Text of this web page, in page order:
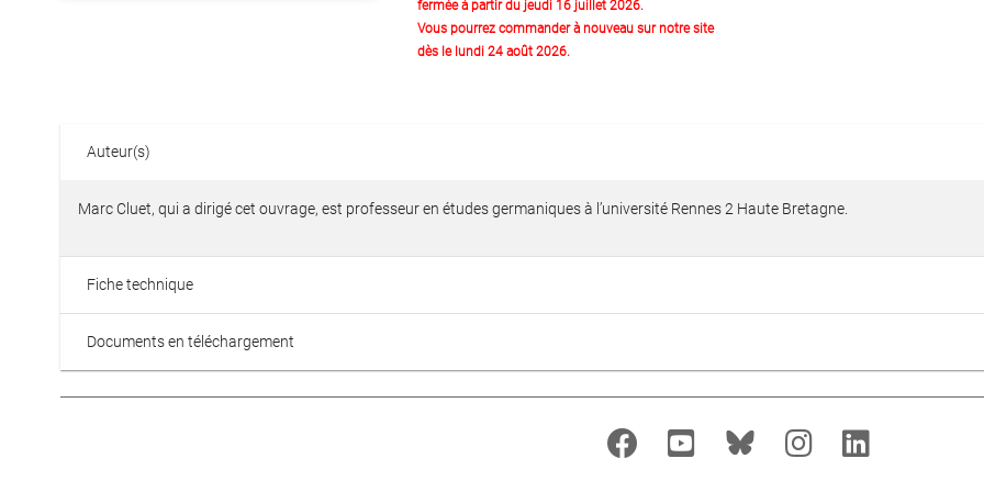
fermée à partir du jeudi 16 juillet 2026.
Vous pourrez commander à nouveau sur notre site
dès le lundi 24 août 2026.
Auteur(s)
Marc Cluet, qui a dirigé cet ouvrage, est professeur en études germaniques à l’université Rennes 2 Haute Bretagne.
Fiche technique
Documents en téléchargement